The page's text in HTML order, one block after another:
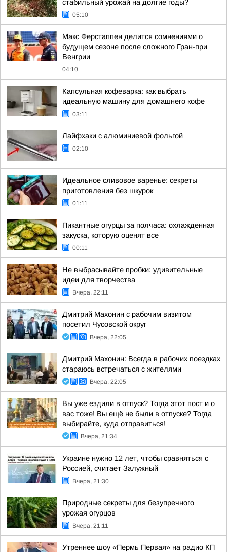
стабильный урожай на долгие годы?
05:10
Макс Ферстаппен делится сомнениями о
будущем сезоне после сложного Гран-при
Венгрии
04:10
Капсульная кофеварка: как выбрать
идеальную машину для домашнего кофе
03:11
Лайфхаки с алюминиевой фольгой
02:10
Идеальное сливовое варенье: секреты
приготовления без шкурок
01:11
Пикантные огурцы за полчаса: охлажденная
закуска, которую оценят все
00:11
Не выбрасывайте пробки: удивительные
идеи для творчества
Вчера, 22:11
Дмитрий Махонин с рабочим визитом
посетил Чусовской округ
Вчера, 22:05
Дмитрий Махонин: Всегда в рабочих поездках
стараюсь встречаться с жителями
Вчера, 22:05
Вы уже ездили в отпуск? Тогда этот пост и о
вас тоже! Вы ещё не были в отпуске? Тогда
выбирайте, куда отправиться!
Вчера, 21:34
Украине нужно 12 лет, чтобы сравняться с
Россией, считает Залужный
Вчера, 21:30
Природные секреты для безупречного
урожая огурцов
Вчера, 21:11
Утреннее шоу «Пермь Первая» на радио КП